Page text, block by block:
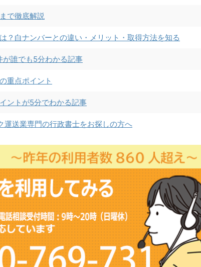
で徹底解説
？白ナンバーとの違い・メリット・取得方法を知る
が誰でも5分わかる記事
重点ポイント
ントが5分でわかる記事
送業専門の行政書士をお探しの方へ